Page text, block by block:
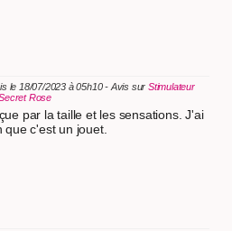
le 18/07/2023 à 05h10 - Avis sur Stimulateur
Rose
par la taille et les sensations. J'ai
que c'est un jouet.